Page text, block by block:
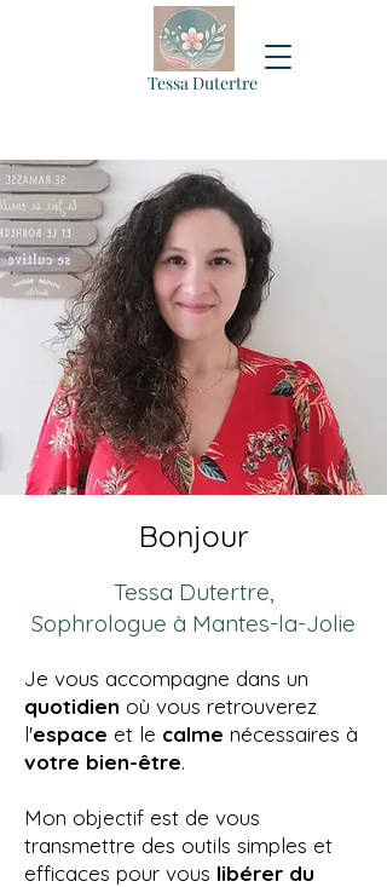
Tessa Dutertre
Bonjour
Tessa Dutertre,
Sophrologue à Mantes-la-Jolie
Je vous accompagne dans un
quotidien où vous retrouverez
l'espace et le calme nécessaires à
votre bien-être.​​​
Mon objectif est de vous
transmettre des outils simples et
efficaces pour vous libérer du